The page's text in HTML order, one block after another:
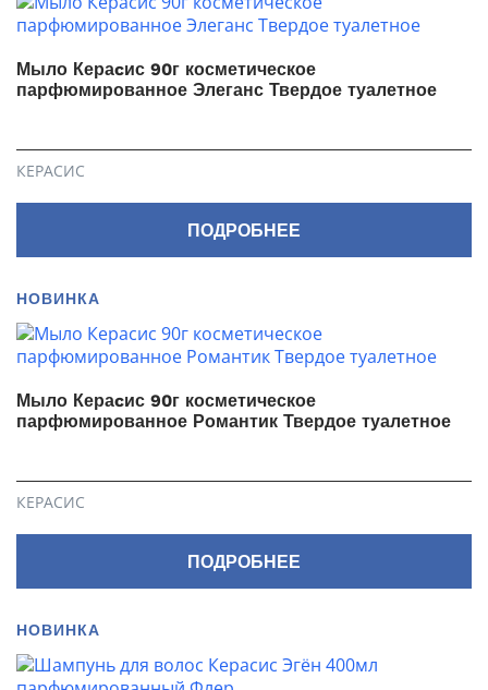
Мыло Кераcис 90г косметическое
парфюмированное Элеганс Твердое туалетное
КЕРАСИС
ПОДРОБНЕЕ
НОВИНКА
Мыло Кераcис 90г косметическое
парфюмированное Романтик Твердое туалетное
КЕРАСИС
ПОДРОБНЕЕ
НОВИНКА